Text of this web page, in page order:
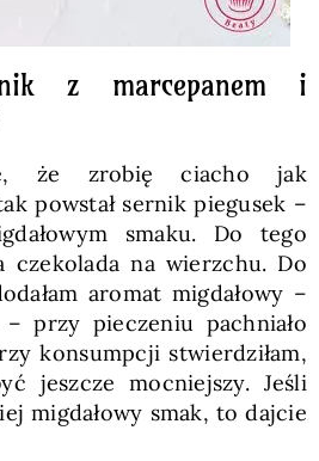
z marcepanem i
że zrobię ciacho jak
powstał sernik piegusek –
smaku. Do tego
czekolada na wierzchu. Do
aromat migdałowy –
przy pieczeniu pachniało
konsumpcji stwierdziłam,
jeszcze mocniejszy. Jeśli
migdałowy smak, to dajcie